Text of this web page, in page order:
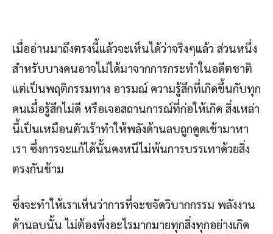
เมื่ออ่านมาถึงตรงนี้แล้วจะเห็นได้ว่าจริงๆแล้ว ส่วนหนึ่ง
สำหรับบางคนอาจไม่ได้มาจากการกระทำในอดีตชาติ
แต่เป็นพฤติกรรมทาง อารมณ์ ความรู้สึกที่เกิดขึ้นกับทุก
คนเมื่อรู้สึกไม่ดี หรือเจอสถานการณ์ที่ก่อให้เกิด สิ่งเหล่า
นี้เป็นเหมือนตัวเร้าทำให้พลังด้านลบถูกดูดเข้ามาหา
เรา ซึ่งการจะแก้ได้นั้นคงหนีไม่พ้นการบรรเทาด้วยสิ่ง
ตรงกันข้าม
ซึ่งจะทำให้เราเห็นว่าการที่จะขจัดวิบากกรรม พลังงาน
ด้านลบนั้น ไม่ต้องพึ่งอะไรมากมายทุกสิ่งทุกอย่างเกิด